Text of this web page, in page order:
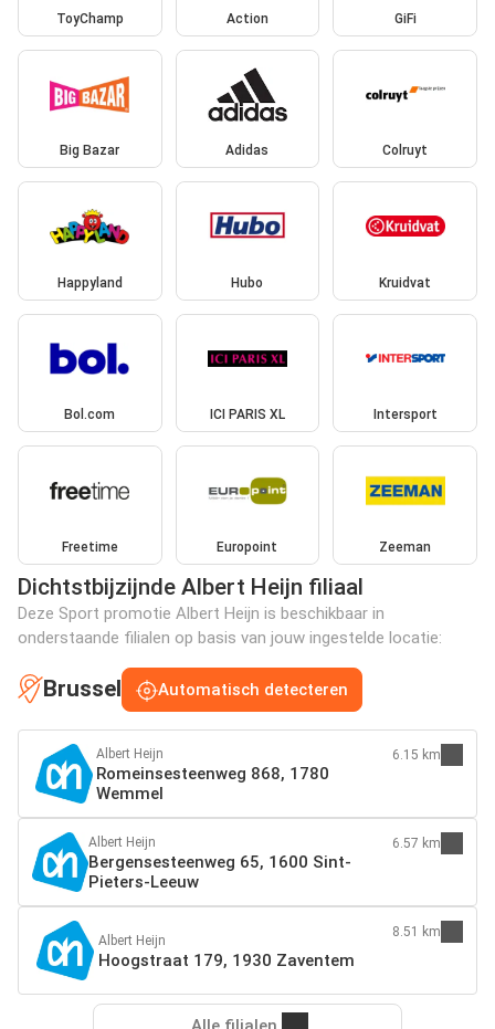
ToyChamp Action GiFi
Big Bazar Adidas Colruyt
Happyland Hubo Kruidvat
Bol.com ICI PARIS XL Intersport
Freetime Europoint Zeeman
Dichtstbijzijnde Albert Heijn filiaal
Deze Sport promotie Albert Heijn is beschikbaar in
onderstaande filialen op basis van jouw ingestelde locatie:
Brussel Automatisch detecteren
Albert Heijn
Romeinsesteenweg 868, 1780
Wemmel
6.15 km
Albert Heijn
Bergensesteenweg 65, 1600 Sint-
Pieters-Leeuw
6.57 km
Albert Heijn
Hoogstraat 179, 1930 Zaventem
8.51 km